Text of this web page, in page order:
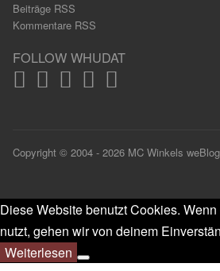
Beiträge RSS
Kommentare RSS
FOLLOW WHUDAT
Copyright © 2004 - 2026 MC Winkels weBlog
Diese Website benutzt Cookies.
nutzt, gehen wir von deinem
Weiterlesen